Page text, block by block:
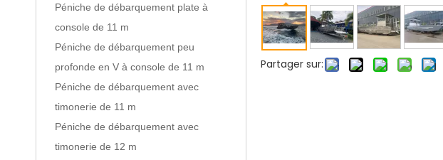
Péniche de débarquement plate à
console de 11 m
Péniche de débarquement peu
profonde en V à console de 11 m
Péniche de débarquement avec
timonerie de 11 m
Péniche de débarquement avec
timonerie de 12 m
Partager sur: